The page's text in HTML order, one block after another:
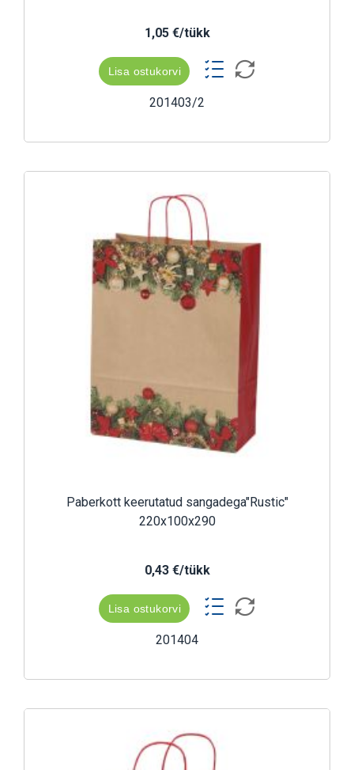
1,05 €/tükk
Lisa ostukorvi
201403/2
Paberkott keerutatud sangadega"Rustic"
220x100x290
0,43 €/tükk
Lisa ostukorvi
201404